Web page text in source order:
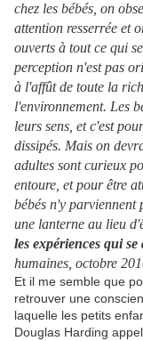
chez les bébés, on
attention resserrée et
ouverts à tout ce qui
perception n'est pas
à l'affût de toute la
l'environnement. Les
leurs sens, et c'est
dissipés. Mais on
adultes sont curieux
entoure, et pour être
bébés n'y parviennent
une lanterne au lieu
les expériences qui
humaines, octobre
Et il me semble que
retrouver une
laquelle les petits
Douglas Harding